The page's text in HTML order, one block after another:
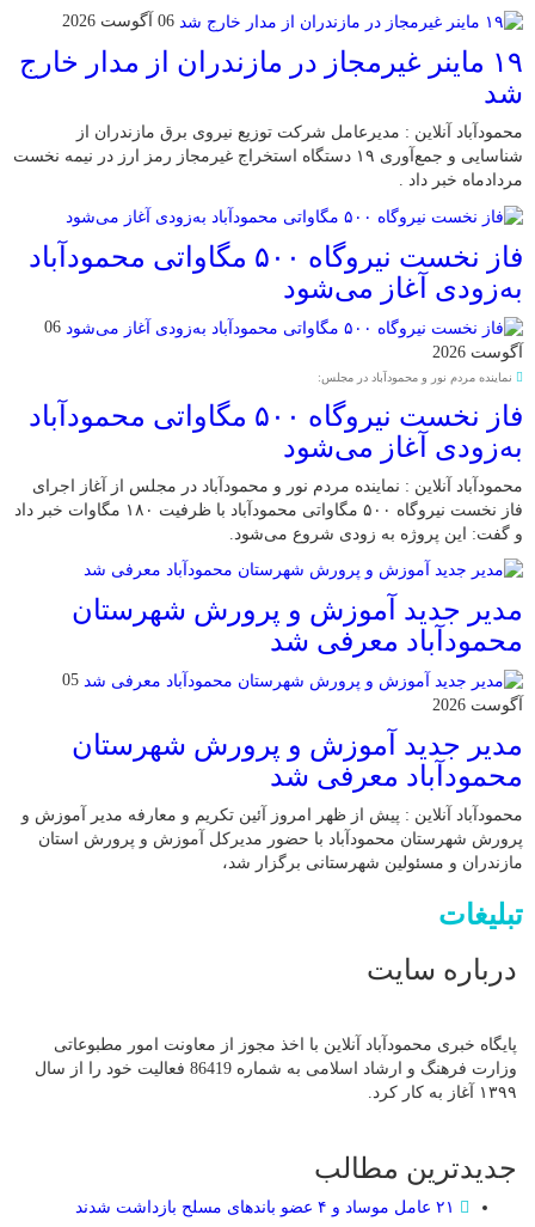
06 آگوست 2026
۱۹ ماینر غیرمجاز در مازندران از مدار خارج
شد
محمودآباد آنلاین : مدیرعامل شرکت توزیع نیروی برق مازندران از
شناسایی و جمع‌آوری ۱۹ دستگاه استخراج غیرمجاز رمز ارز در نیمه نخست
مردادماه خبر داد .
فاز نخست نیروگاه ۵۰۰ مگاواتی محمودآباد
به‌زودی آغاز می‌شود
06
آگوست 2026
نماینده مردم نور و محمودآباد در مجلس:
فاز نخست نیروگاه ۵۰۰ مگاواتی محمودآباد
به‌زودی آغاز می‌شود
محمودآباد آنلاین : نماینده مردم نور و محمودآباد در مجلس از آغاز اجرای
فاز نخست نیروگاه ۵۰۰ مگاواتی محمودآباد با ظرفیت ۱۸۰ مگاوات خبر داد
و گفت: این پروژه به زودی شروع می‌شود.
مدیر جدید آموزش و پرورش شهرستان
محمودآباد معرفی شد
05
آگوست 2026
مدیر جدید آموزش و پرورش شهرستان
محمودآباد معرفی شد
محمودآباد آنلاین : پیش از ظهر امروز آئین تکریم و معارفه مدیر آموزش و
پرورش شهرستان محمودآباد با حضور مدیرکل آموزش و پرورش استان
مازندران و مسئولین شهرستانی برگزار شد،
تبلیغات
درباره سایت
پایگاه خبری محمودآباد آنلاین با اخذ مجوز از معاونت امور مطبوعاتی
وزارت فرهنگ و ارشاد اسلامی به شماره 86419 فعالیت خود را از سال
۱۳۹۹ آغاز به کار کرد.
جدیدترین مطالب